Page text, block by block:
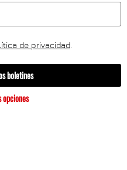
de privacidad
boletines
opciones